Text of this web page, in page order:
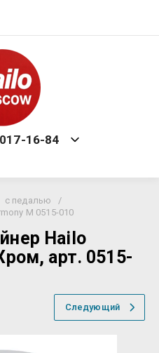
16-84
с педалью
/
M 0515-010
Hailo
арт. 0515-
Следующий